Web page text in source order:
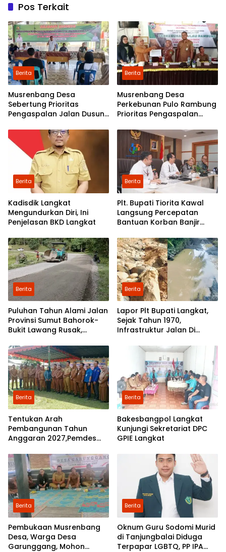
Pos Terkait
Berita
Musrenbang Desa
Sebertung Prioritas
Pengaspalan Jalan Dusun
Berita
Musrenbang Desa
Perkebunan Pulo Rambung
Prioritas Pengaspalan
Dusun Pondok Boyan
Berita
Kadisdik Langkat
Mengundurkan Diri, Ini
Penjelasan BKD Langkat
Berita
Plt. Bupati Tiorita Kawal
Langsung Percepatan
Bantuan Korban Banjir
Berita
Puluhan Tahun Alami Jalan
Provinsi Sumut Bahorok-
Bukit Lawang Rusak,
Perbaikan
Berita
Lapor Plt Bupati Langkat,
Sejak Tahun 1970,
Infrastruktur Jalan Di
Diperhatikan Pemerintah
Kabupaten Langkat
Berita
Tentukan Arah
Pembangunan Tahun
Anggaran 2027,Pemdes
Musrenbang
Berita
Bakesbangpol Langkat
Kunjungi Sekretariat DPC
GPIE Langkat
Berita
Pembukaan Musrenbang
Desa, Warga Desa
Garunggang, Mohon
Berita
Oknum Guru Sodomi Murid
di Tanjungbalai Diduga
Terpapar LGBTQ, PP IPA